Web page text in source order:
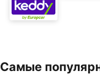
Самые